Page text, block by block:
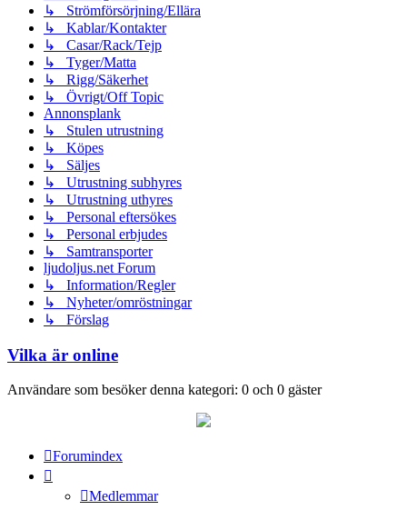
↳ Strömförsörjning/Ellära
↳ Kablar/Kontakter
↳ Casar/Rack/Tejp
↳ Tyger/Matta
↳ Rigg/Säkerhet
↳ Övrigt/Off Topic
Annonsplank
↳ Stulen utrustning
↳ Köpes
↳ Säljes
↳ Utrustning subhyres
↳ Utrustning uthyres
↳ Personal eftersökes
↳ Personal erbjudes
↳ Samtransporter
ljudoljus.net Forum
↳ Information/Regler
↳ Nyheter/omröstningar
↳ Förslag
Vilka är online
Användare som besöker denna kategori: 0 och 0 gäster
Forumindex
Medlemmar